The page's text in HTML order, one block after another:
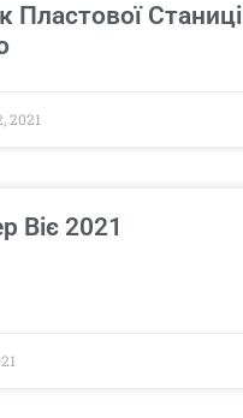
Пластової Станиці
2021
Віє 2021